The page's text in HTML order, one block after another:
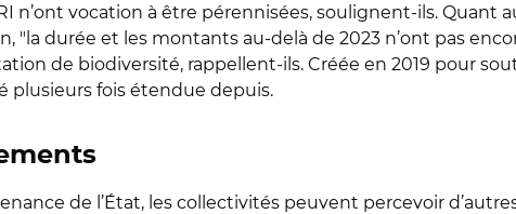
n’ont vocation à être pérennisées, soulignent-ils. Quant
"la durée et les montants au-delà de 2023 n’ont pas
de biodiversité, rappellent-ils. Créée en 2019 pour
plusieurs fois étendue depuis.
de l’État, les collectivités peuvent percevoir